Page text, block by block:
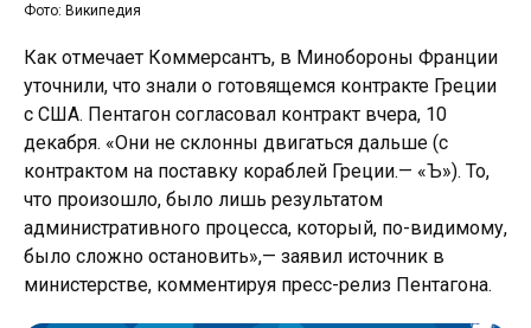
Фото: Википедия
Как отмечает Коммерсантъ, в Минобороны Франции
уточнили, что знали о готовящемся контракте Греции
с США. Пентагон согласовал контракт вчера, 10
декабря. «Они не склонны двигаться дальше (с
контрактом на поставку кораблей Греции.— «Ъ»). То,
что произошло, было лишь результатом
административного процесса, который, по-видимому,
было сложно остановить»,— заявил источник в
министерстве, комментируя пресс-релиз Пентагона.